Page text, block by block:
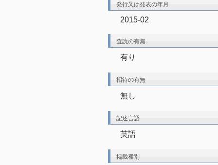
発行又は発表の年月
2015-02
査読の有無
有り
招待の有無
無し
記述言語
英語
掲載種別